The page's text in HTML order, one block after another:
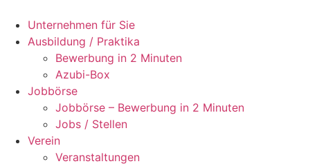
Inhalt
wechseln
Unternehmen für Sie
Ausbildung / Praktika
Bewerbung in 2 Minuten
Azubi-Box
Jobbörse
Jobbörse – Bewerbung in 2 Minuten
Jobs / Stellen
Verein
Veranstaltungen